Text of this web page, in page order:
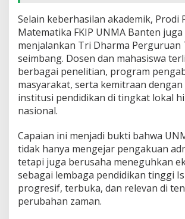
Selain keberhasilan akademik, Prodi
Matematika FKIP UNMA Banten
menjalankan Tri Dharma Perguruan
seimbang. Dosen dan mahasiswa
berbagai penelitian, program
masyarakat, serta kemitraan dengan
institusi pendidikan di tingkat lokal
nasional.
Capaian ini menjadi bukti bahwa
tidak hanya mengejar pengakuan
tetapi juga berusaha meneguhkan
sebagai lembaga pendidikan tinggi
progresif, terbuka, dan relevan di
perubahan zaman.